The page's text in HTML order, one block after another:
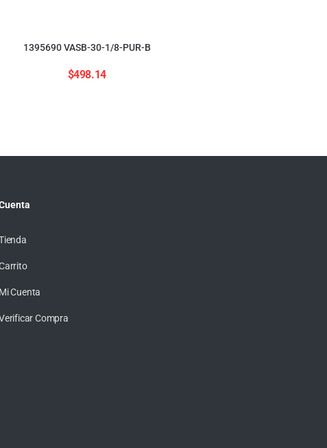
1395690 VASB-30-1/8-PUR-B
$498.14
Mi Cuenta
Compra